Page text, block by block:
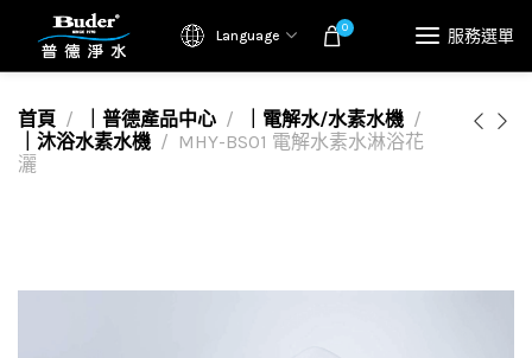
Language 0 服務選單
首頁 ｜普德產品中心
｜電解水/水素水機
｜沐浴水素水機
MHY-BS01 電解水素水淋浴花
灑